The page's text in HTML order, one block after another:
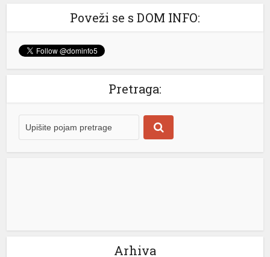
Italijanska vlada saopštila je da ne prihvata nikakve
granične kontrole usljed migrantske krize u španskoj
bezbjednosti i kontroli granica. Ni pod kojim uslovima
privremenoj […][...]
Poveži se s DOM INFO:
Pretraga:
Arhiva